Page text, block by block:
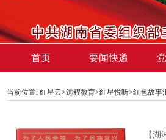
首页 要闻快递
当前位置: 红星云>远程教育>红星悦听>红色故事
【